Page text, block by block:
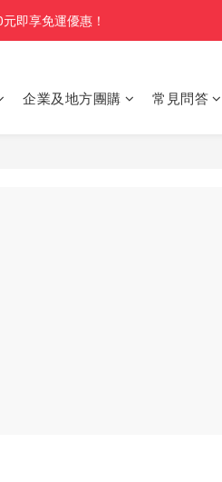
即享免運優惠！
企業及地方團購 常見問答